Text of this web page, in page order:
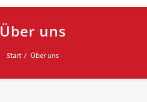
Über uns
Start Über uns